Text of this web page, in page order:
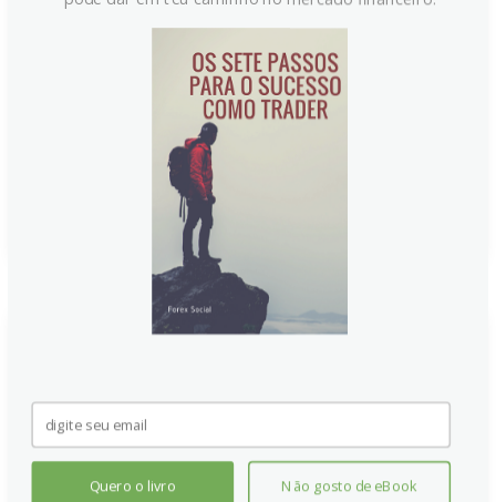
Waller reiterou o compromisso do Fed com a meta de
inflação de 2%, indicando que os riscos da política
monetária mudaram, com o mercado de trabalho
estabilizado e a inflação em alta.
Quero o livro Não gosto de eBook